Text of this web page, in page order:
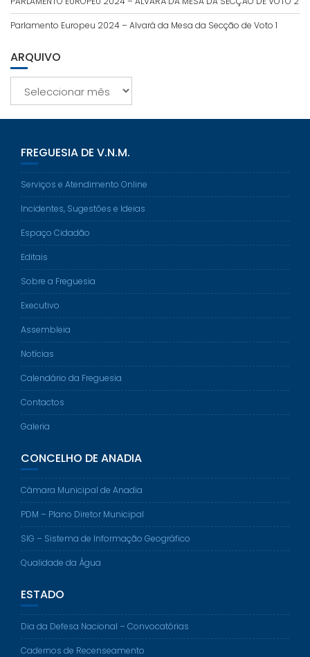
Parlamento Europeu 2024 – Alvará da Mesa da Secção de Voto 1
ARQUIVO
FREGUESIA DE V.N.M.
Serviços e Atendimento Online
Incidentes, Sugestões e Ideias
Espaço Cidadão
Editais
Sobre a Freguesia
Executivo
Assembleia
Notícias
Calendário da Freguesia
Contactos
Galeria
CONCELHO DE ANADIA
Câmara Municipal de Anadia
PDM – Plano Diretor Municipal
SIG – Sistema de Informação Geográfico
Qualidade da Água
ESTADO
Dia da Defesa Nacional – Convocatórias
Cadernos de Recenseamento